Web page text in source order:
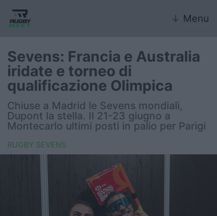
↓ Menu
Nazionale
Nazionali giovanili
Rugby Sevens
FIR
6 Nazioni
United Rugby Championship
Sevens: Francia e Australia
iridate e torneo di
qualificazione Olimpica
Chiuse a Madrid le Sevens mondiali,
Dupont la stella. Il 21-23 giugno a
Montecarlo ultimi posti in palio per Parigi
RUGBY SEVENS